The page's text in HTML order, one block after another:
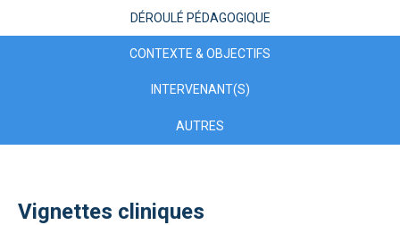
DÉROULÉ PÉDAGOGIQUE
CONTEXTE & OBJECTIFS
INTERVENANT(S)
AUTRES
Vignettes cliniques